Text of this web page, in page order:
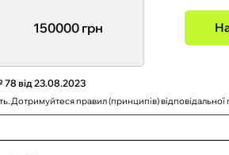
150000 грн
від 23.08.2023
Дотримуйтеся правил (принципів) відповідальної